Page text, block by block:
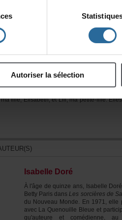
Autoriserlasélection
IsabelleDoré
BettyParisdans